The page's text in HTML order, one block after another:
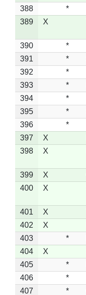
388
*
389
X
390 *
391
*
392
*
393
*
394
*
395
*
396
*
397
X
398
X
399 X
400
X
401 X
402
X
403
*
404
X
405
*
406
*
407
*